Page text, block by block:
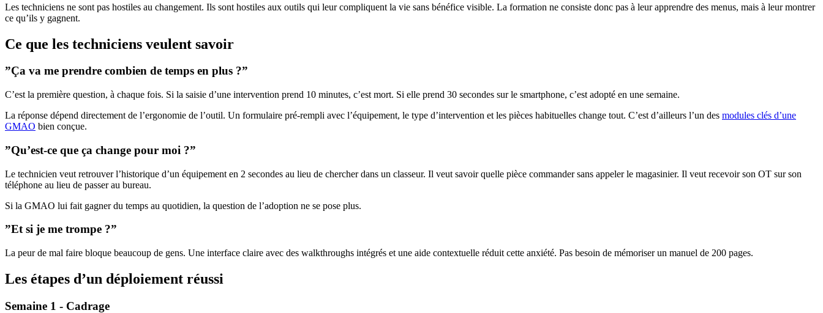
Les techniciens ne sont pas hostiles au changement. Ils sont hostiles aux outils qui leur compliquent la vie sans bénéfice visible. La formation ne consiste donc pas à leur apprendre des menus, mais à leur montrer
ce qu’ils y gagnent.
Ce que les techniciens veulent savoir
”Ça va me prendre combien de temps en plus ?”
C’est la première question, à chaque fois. Si la saisie d’une intervention prend 10 minutes, c’est mort. Si elle prend 30 secondes sur le smartphone, c’est adopté en une semaine.
La réponse dépend directement de l’ergonomie de l’outil. Un formulaire pré-rempli avec l’équipement, le type d’intervention et les pièces habituelles change tout. C’est d’ailleurs l’un des modules clés d’une
GMAO bien conçue.
”Qu’est-ce que ça change pour moi ?”
Le technicien veut retrouver l’historique d’un équipement en 2 secondes au lieu de chercher dans un classeur. Il veut savoir quelle pièce commander sans appeler le magasinier. Il veut recevoir son OT sur son
téléphone au lieu de passer au bureau.
Si la GMAO lui fait gagner du temps au quotidien, la question de l’adoption ne se pose plus.
”Et si je me trompe ?”
La peur de mal faire bloque beaucoup de gens. Une interface claire avec des walkthroughs intégrés et une aide contextuelle réduit cette anxiété. Pas besoin de mémoriser un manuel de 200 pages.
Les étapes d’un déploiement réussi
Semaine 1 - Cadrage